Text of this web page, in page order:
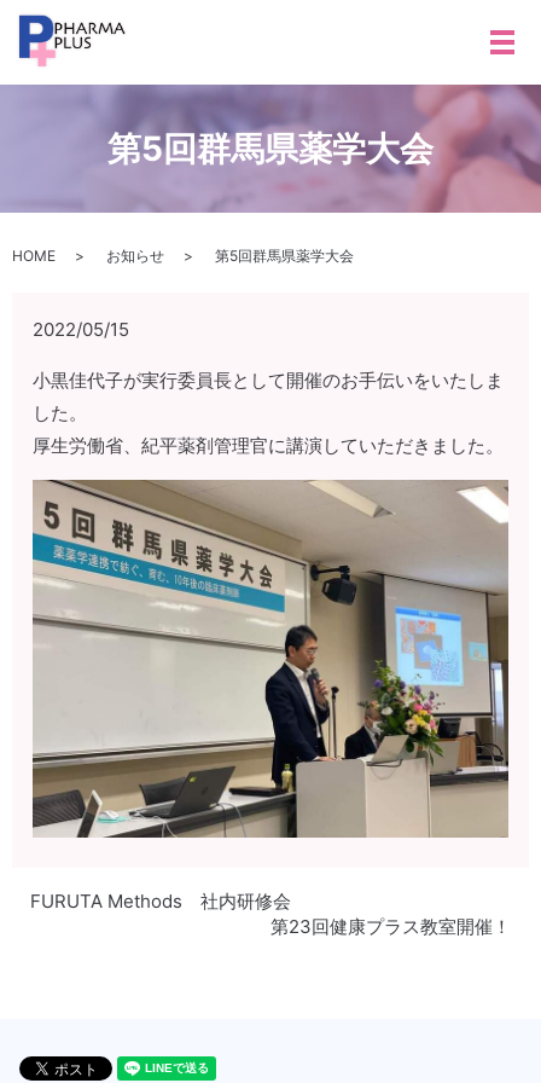
メ
第5回群馬県薬学大会
HOME お知らせ 第5回群馬県薬学大会
2022/05/15
小黒佳代子が実行委員長として開催のお手伝いをいたしま
した。
厚生労働省、紀平薬剤管理官に講演していただきました。
FURUTA Methods 社内研修会
第23回健康プラス教室開催！